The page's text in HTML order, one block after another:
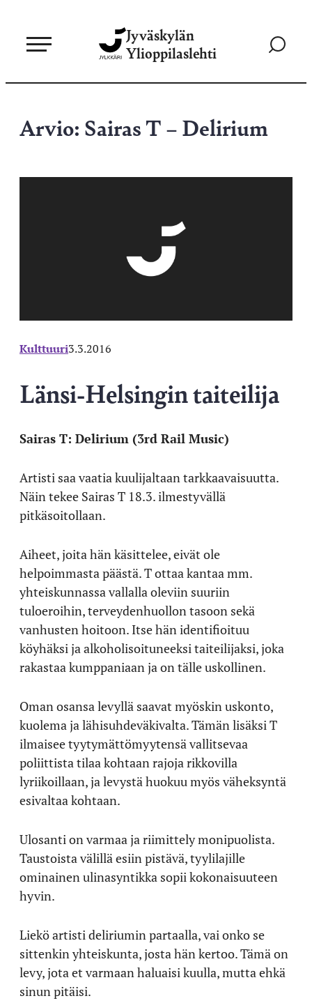
sisältöön
Jyväskylän
Ylioppilaslehti
Siirry
Arvio: Sairas T – Delirium
Kulttuuri3.3.2016
Länsi-Helsingin taiteilija
Sairas T: Delirium (3rd Rail Music)
Artisti saa vaatia kuulijaltaan tarkkaavaisuutta.
Näin tekee Sairas T 18.3. ilmestyvällä
pitkäsoitollaan.
Aiheet, joita hän käsittelee, eivät ole
helpoimmasta päästä. T ottaa kantaa mm.
yhteiskunnassa vallalla oleviin suuriin
tuloeroihin, terveydenhuollon tasoon sekä
vanhusten hoitoon. Itse hän identifioituu
köyhäksi ja alkoholisoituneeksi taiteilijaksi, joka
rakastaa kumppaniaan ja on tälle uskollinen.
Oman osansa levyllä saavat myöskin uskonto,
kuolema ja lähisuhdeväkivalta. Tämän lisäksi T
ilmaisee tyytymättömyytensä vallitsevaa
poliittista tilaa kohtaan rajoja rikkovilla
lyriikoillaan, ja levystä huokuu myös väheksyntä
esivaltaa kohtaan.
Ulosanti on varmaa ja riimittely monipuolista.
Taustoista välillä esiin pistävä, tyylilajille
ominainen ulinasyntikka sopii kokonaisuuteen
hyvin.
Liekö artisti deliriumin partaalla, vai onko se
sittenkin yhteiskunta, josta hän kertoo. Tämä on
levy, jota et varmaan haluaisi kuulla, mutta ehkä
sinun pitäisi.